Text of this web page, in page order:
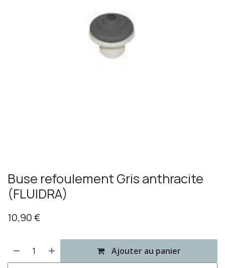
Buse refoulement Gris anthracite
(FLUIDRA)
10,90€
Ajouter au panier